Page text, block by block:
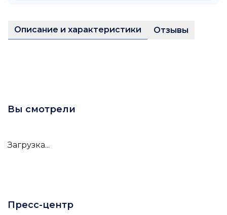
Описание и характеристики Отзывы
Вы смотрели
Загрузка...
Пресс-центр